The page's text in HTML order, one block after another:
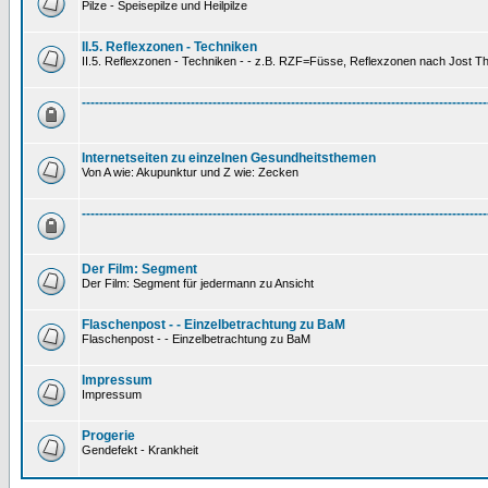
Pilze - Speisepilze und Heilpilze
II.5. Reflexzonen - Techniken
II.5. Reflexzonen - Techniken - - z.B. RZF=Füsse, Reflexzonen nach Jost
Internetseiten zu einzelnen Gesundheitsthemen
Von A wie: Akupunktur und Z wie: Zecken
Der Film: Segment
Der Film: Segment für jedermann zu Ansicht
Flaschenpost - - Einzelbetrachtung zu BaM
Flaschenpost - - Einzelbetrachtung zu BaM
Impressum
Impressum
Progerie
Gendefekt - Krankheit